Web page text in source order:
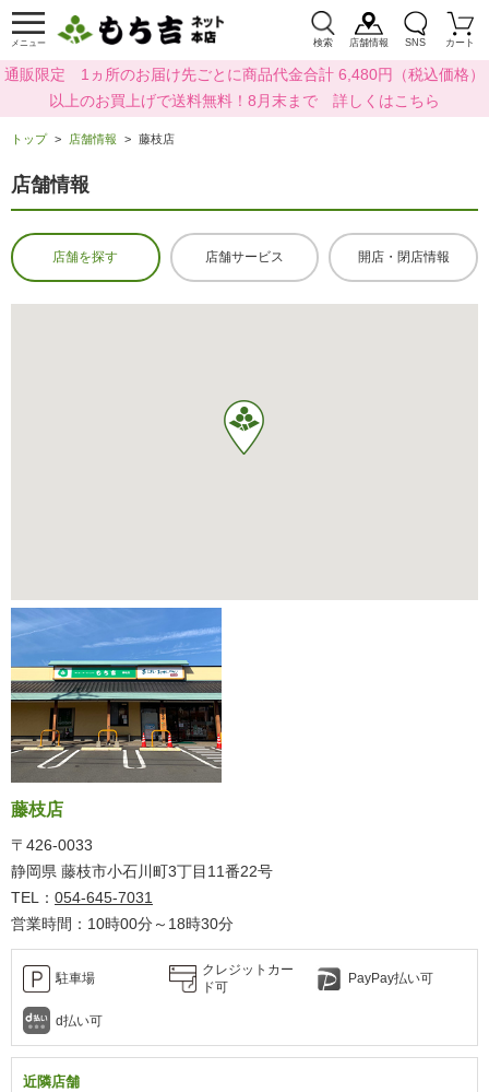
メニュー 検索 店舗情報 SNS カート
通販限定 1ヵ所のお届け先ごとに商品代金合計 6,480円（税込価格）
以上のお買上げで送料無料！8月末まで 詳しくはこちら
トップ 店舗情報 藤枝店
店舗情報
店舗を探す 店舗サービス 開店・閉店情報
藤枝店
〒426-0033
静岡県 藤枝市小石川町3丁目11番22号
TEL： 054-645-7031
営業時間：10時00分～18時30分
駐車場
クレジットカー
ド可
PayPay払い可
d払い可
近隣店舗